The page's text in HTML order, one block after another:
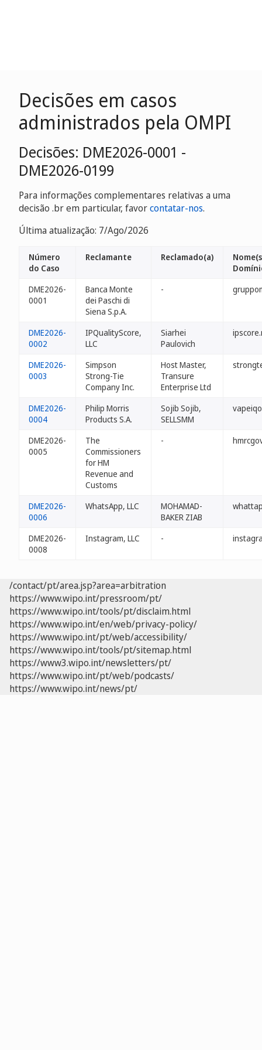
Decisões em casos
administrados pela OMPI
Decisões: DME2026-0001 -
DME2026-0199
Para informações complementares relativas a uma
decisão .br em particular, favorcontatar-nos.
Última atualização: 7/Ago/2026
Número
do Caso
Reclamante Reclamado(a)
DME2026-
0001
Banca Monte
dei Paschi di
Siena S.p.A.
-
DME2026-
0002
IPQualityScore,
LLC
Siarhei
Paulovich
DME2026-
0003
Simpson
Strong-Tie
Company Inc.
Host Master,
Transure
Enterprise Ltd
DME2026-
0004
Philip Morris
Products S.A.
Sojib Sojib,
SELLSMM
DME2026-
0005
The
Commissioners
for HM
Revenue and
Customs
-
DME2026-
0006
WhatsApp, LLC
MOHAMAD-
BAKER ZIAB
DME2026-
0008
Instagram, LLC -
/contact/pt/area.jsp?area=arbitration
https://www.wipo.int/pressroom/pt/
https://www.wipo.int/tools/pt/disclaim.html
https://www.wipo.int/en/web/privacy-policy/
https://www.wipo.int/pt/web/accessibility/
https://www.wipo.int/tools/pt/sitemap.html
https://www3.wipo.int/newsletters/pt/
https://www.wipo.int/pt/web/podcasts/
https://www.wipo.int/news/pt/